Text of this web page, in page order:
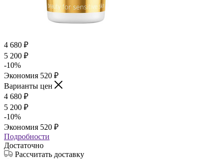
4 680 ₽
5 200 ₽
-10%
Экономия 520 ₽
Варианты цен
4 680 ₽
5 200 ₽
-10%
Экономия 520 ₽
Подробности
Достаточно
Рассчитать доставку